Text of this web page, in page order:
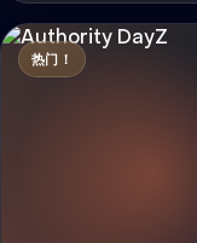
热门！